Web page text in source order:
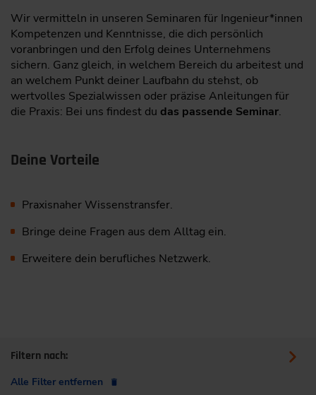
Wir vermitteln in unseren Seminaren für Ingenieur*innen
Kompetenzen und Kenntnisse, die dich persönlich
voranbringen und den Erfolg deines Unternehmens
sichern. Ganz gleich, in welchem Bereich du arbeitest und
an welchem Punkt deiner Laufbahn du stehst, ob
wertvolles Spezialwissen oder präzise Anleitungen für
die Praxis: Bei uns findest du das passende Seminar.
Deine Vorteile
Praxisnaher Wissenstransfer.
Bringe deine Fragen aus dem Alltag ein.
Erweitere dein berufliches Netzwerk.
Filtern nach:
Alle Filter entfernen